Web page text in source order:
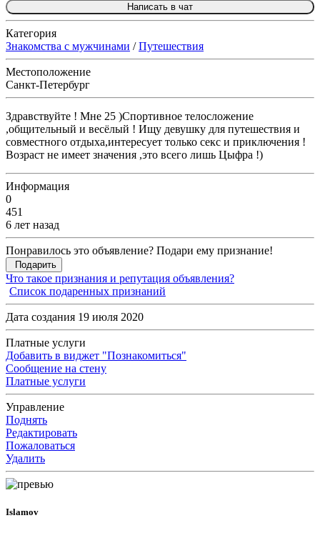
Написать в чат
Категория
Знакомства с мужчинами /Путешествия
Местоположение
Санкт-Петербург
Здравствуйте ! Мне 25 )Спортивное телосложение
,общительный и весёлый ! Ищу девушку для путешествия и
совместного отдыха,интересует только секс и приключения !
Возраст не имеет значения ,это всего лишь Цыфра !)
Информация
0
451
6 лет назад
Понравилось это объявление? Подари ему признание!
Подарить
Что такое признания и репутация объявления?
Список подаренных признаний
Дата создания 19 июля 2020
Платные услуги
Добавить в виджет "Познакомиться"
Сообщение на стену
Платные услуги
Управление
Поднять
Редактировать
Пожаловаться
Удалить
Islamov